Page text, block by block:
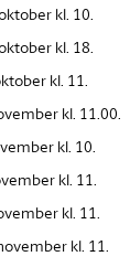
kl. 10.
kl. 18.
kl. 11.
kl. 11.00.
kl. 10.
kl. 11.
kl. 11.
kl. 11.